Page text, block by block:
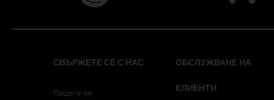
СВЪРЖЕТЕ СЕ С НАС
Пишете ни
ОБСЛУЖВАНЕ НА
КЛИЕНТИ